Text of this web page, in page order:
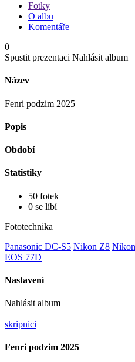
Fotky
O albu
Komentáře
0
Spustit prezentaci Nahlásit album
Název
Fenri podzim 2025
Popis
Období
Statistiky
50 fotek
0 se líbí
Fototechnika
Panasonic DC-S5 Nikon Z8
EOS 77D
Nastavení
Nahlásit album
skripnici
Fenri podzim 2025